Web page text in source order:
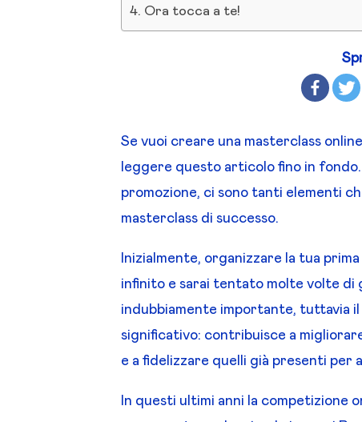
Ora tocca a te!
Se vuoi creare una masterclass
leggere questo articolo fino in fondo.
promozione, ci sono tanti elementi
masterclass di successo.
Inizialmente, organizzare la tua
infinito e sarai tentato molte volte di
indubbiamente importante, tuttavia
significativo: contribuisce a
e a fidelizzare quelli già presenti per
In questi ultimi anni la competizione